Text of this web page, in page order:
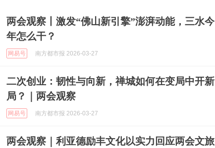
两会观察丨激发“佛山新引擎”澎湃动能，三水今
年怎么干？
网易号 南方都市报 2026-03-27
二次创业：韧性与向新，禅城如何在变局中开新
局？｜两会观察
网易号 南方都市报 2026-03-27
两会观察｜利亚德励丰文化以实力回应两会文旅